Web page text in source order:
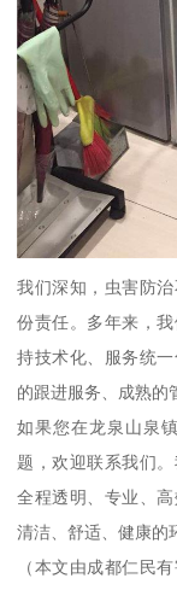
我们深知，虫害防
份责任。多年来，
持技术化、服务统
的跟进服务、成熟的
如果您在龙泉山泉
题，欢迎联系我们
全程透明、专业、
清洁、舒适、健康的
（本文由成都仁民